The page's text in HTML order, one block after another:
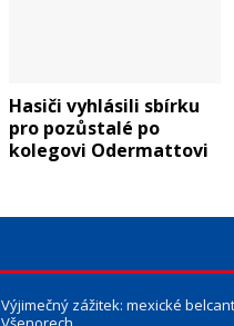
Hasiči vyhlásili sbírku
pro pozůstalé po
kolegovi Odermattovi
Výjimečný zážitek: mexické